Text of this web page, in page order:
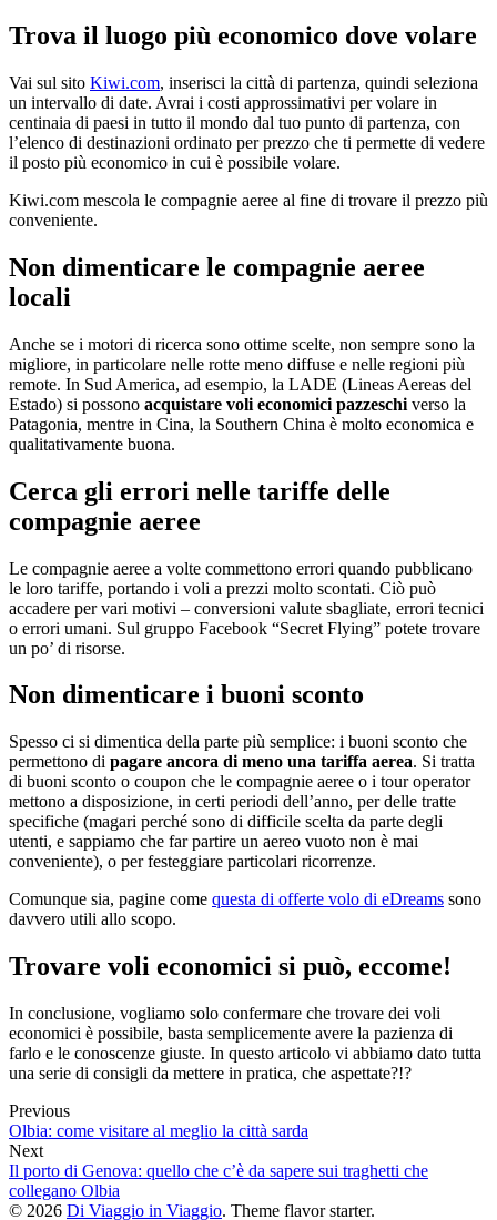
Trova il luogo più economico dove volare
Vai sul sito Kiwi.com, inserisci la città di partenza, quindi seleziona
un intervallo di date. Avrai i costi approssimativi per volare in
centinaia di paesi in tutto il mondo dal tuo punto di partenza, con
l’elenco di destinazioni ordinato per prezzo che ti permette di vedere
il posto più economico in cui è possibile volare.
Kiwi.com mescola le compagnie aeree al fine di trovare il prezzo più
conveniente.
Non dimenticare le compagnie aeree
locali
Anche se i motori di ricerca sono ottime scelte, non sempre sono la
migliore, in particolare nelle rotte meno diffuse e nelle regioni più
remote. In Sud America, ad esempio, la LADE (Lineas Aereas del
Estado) si possono acquistare voli economici pazzeschi verso la
Patagonia, mentre in Cina, la Southern China è molto economica e
qualitativamente buona.
Cerca gli errori nelle tariffe delle
compagnie aeree
Le compagnie aeree a volte commettono errori quando pubblicano
le loro tariffe, portando i voli a prezzi molto scontati. Ciò può
accadere per vari motivi – conversioni valute sbagliate, errori tecnici
o errori umani. Sul gruppo Facebook “Secret Flying” potete trovare
un po’ di risorse.
Non dimenticare i buoni sconto
Spesso ci si dimentica della parte più semplice: i buoni sconto che
permettono di pagare ancora di meno una tariffa aerea. Si tratta
di buoni sconto o coupon che le compagnie aeree o i tour operator
mettono a disposizione, in certi periodi dell’anno, per delle tratte
specifiche (magari perché sono di difficile scelta da parte degli
utenti, e sappiamo che far partire un aereo vuoto non è mai
conveniente), o per festeggiare particolari ricorrenze.
Comunque sia, pagine come questa di offerte volo di eDreams sono
davvero utili allo scopo.
Trovare voli economici si può, eccome!
In conclusione, vogliamo solo confermare che trovare dei voli
economici è possibile, basta semplicemente avere la pazienza di
farlo e le conoscenze giuste. In questo articolo vi abbiamo dato tutta
una serie di consigli da mettere in pratica, che aspettate?!?
Previous
Olbia: come visitare al meglio la città sarda
Next
Il porto di Genova: quello che c’è da sapere sui traghetti che
collegano Olbia
© 2026 Di Viaggio in Viaggio. Theme flavor starter.